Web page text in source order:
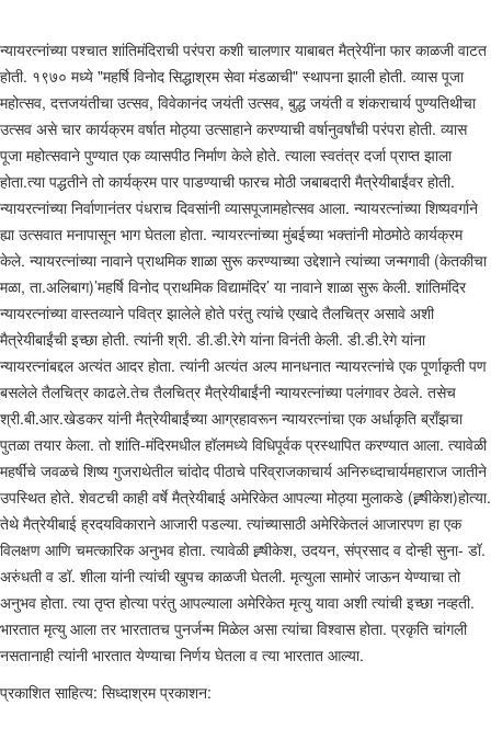
न्यायरत्नांच्या पश्चात शांतिमंदिराची परंपरा कशी चालणार याबाबत मैत्रेयींना फार काळजी वाटत
होती. १९७० मध्ये "महर्षि विनोद सिद्धाश्रम सेवा मंडळाची" स्थापना झाली होती. व्यास पूजा
महोत्सव, दत्तजयंतीचा उत्सव, विवेकानंद जयंती उत्सव, बुद्ध जयंती व शंकराचार्य पुण्यतिथीचा
उत्सव असे चार कार्यक्रम वर्षात मोठ्या उत्साहाने करण्याची वर्षानुवर्षांची परंपरा होती. व्यास
पूजा महोत्सवाने पुण्यात एक व्यासपीठ निर्माण केले होते. त्याला स्वतंत्र दर्जा प्राप्त झाला
होता.त्या पद्धतीने तो कार्यक्रम पार पाडण्याची फारच मोठी जबाबदारी मैत्रेयीबाईंवर होती.
न्यायरत्नांच्या निर्वाणानंतर पंधराच दिवसांनी व्यासपूजामहोत्सव आला. न्यायरत्नांच्या शिष्यवर्गाने
ह्या उत्सवात मनापासून भाग घेतला होता. न्यायरत्नांच्या मुंबईच्या भक्तांनी मोठमोठे कार्यक्रम
केले. न्यायरत्नांच्या नावाने प्राथमिक शाळा सुरू करण्याच्या उद्देशाने त्यांच्या जन्मगावी (केतकीचा
मळा, ता.अलिबाग)’महर्षि विनोद प्राथमिक विद्यामंदिर’ या नावाने शाळा सुरू केली. शांतिमंदिर
न्यायरत्नांच्या वास्तव्याने पवित्र झालेले होते परंतु त्यांचे एखादे तैलचित्र असावे अशी
मैत्रेयीबाईंची इच्छा होती. त्यांनी श्री. डी.डी.रेगे यांना विनंती केली. डी.डी.रेगे यांना
न्यायरत्नांबद्दल अत्यंत आदर होता. त्यांनी अत्यंत अल्प मानधनात न्यायरत्नांचे एक पूर्णाकृती पण
बसलेले तैलचित्र काढले.तेच तैलचित्र मैत्रेयीबाईंनी न्यायरत्नांच्या पलंगावर ठेवले. तसेच
श्री.बी.आर.खेडकर यांनी मैत्रेयीबाईंच्या आग्रहावरून न्यायरत्नांचा एक अर्धाकृति ब्रॉंझचा
पुतळा तयार केला. तो शांति-मंदिरमधील हॉलमध्ये विधिपूर्वक प्रस्थापित करण्यात आला. त्यावेळी
महर्षींचे जवळचे शिष्य गुजराथेतील चांदोद पीठाचे परिव्राजकाचार्य अनिरुध्दाचार्यमहाराज जातीने
उपस्थित होते. शेवटची काही वर्षे मैत्रेयीबाई अमेरिकेत आपल्या मोठ्या मुलाकडे (ह्र्षीकेश)होत्या.
तेथे मैत्रेयीबाई ह्रदयविकाराने आजारी पडल्या. त्यांच्यासाठी अमेरिकेतलं आजारपण हा एक
विलक्षण आणि चमत्कारिक अनुभव होता. त्यावेळी ह्र्षीकेश, उदयन, संप्रसाद व दोन्ही सुना- डॉ.
अरुंधती व डॉ. शीला यांनी त्यांची खुपच काळजी घेतली. मृत्युला सामोरं जाऊन येण्याचा तो
अनुभव होता. त्या तृप्त होत्या परंतु आपल्याला अमेरिकेत मृत्यु यावा अशी त्यांची इच्छा नव्हती.
भारतात मृत्यु आला तर भारतातच पुनर्जन्म मिळेल असा त्यांचा विश्वास होता. प्रकृति चांगली
नसतानाही त्यांनी भारतात येण्याचा निर्णय घेतला व त्या भारतात आल्या.
प्रकाशित साहित्य: सिध्दाश्रम प्रकाशन: